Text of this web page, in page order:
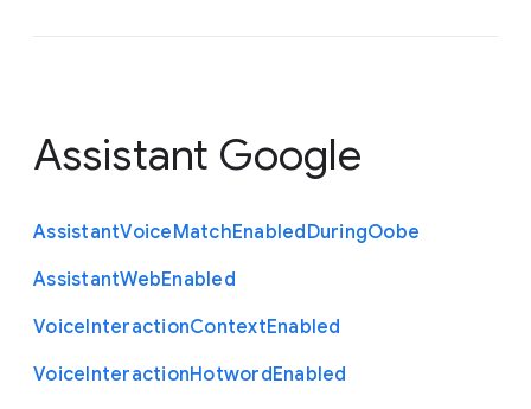
Assistant Google
AssistantVoiceMatchEnabledDuringOobe
AssistantWebEnabled
VoiceInteractionContextEnabled
VoiceInteractionHotwordEnabled